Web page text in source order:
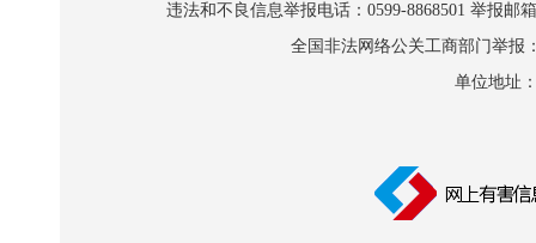
违法和不良信息举报电话：0599-8868501 举报邮
全国非法网络公关工商部门举报
单位地址